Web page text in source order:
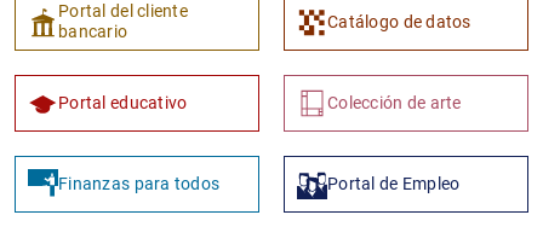
Portal del cliente
bancario
Catálogo de datos
Portal educativo Colección de arte
Finanzas para todos Portal de Empleo